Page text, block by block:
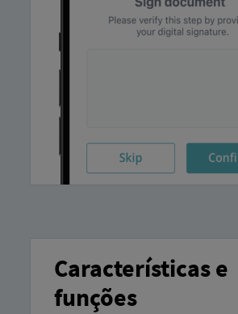
Características e
funções